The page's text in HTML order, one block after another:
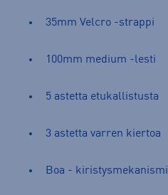
35mm Velcro -strappi
100mm medium -lesti
5 astetta etukallistusta
3 astetta varren kiertoa
Boa - kiristysmekanismi